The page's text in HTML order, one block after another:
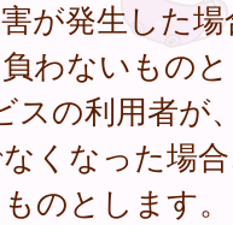
が発生した
わないもの
の利用者が
くなった場
のとします。